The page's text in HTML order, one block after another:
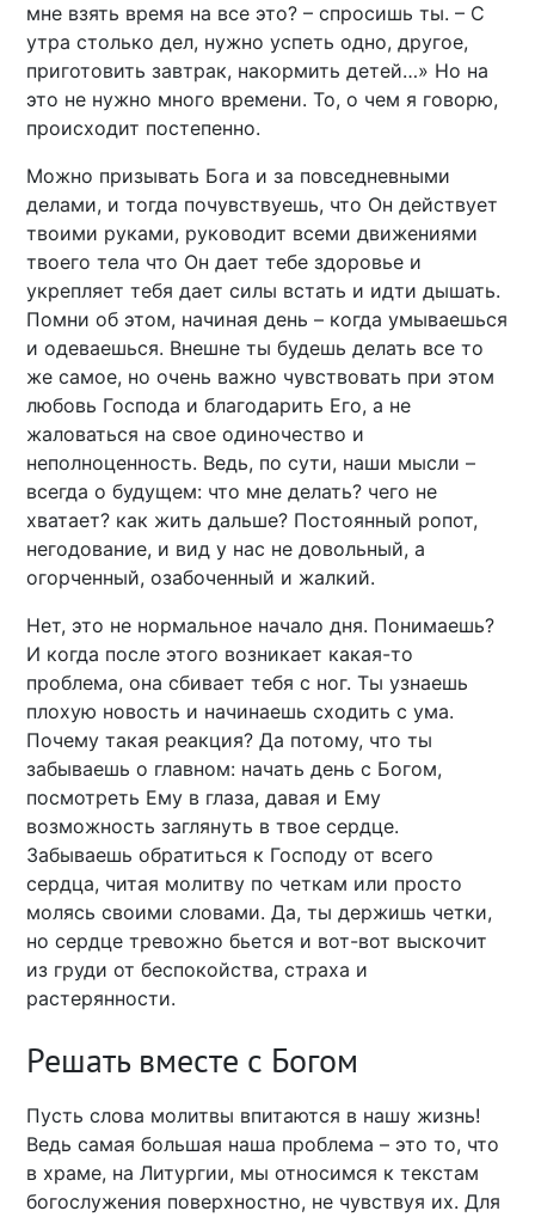
мне взять время на все это? – спросишь ты. – С
утра столько дел, нужно успеть одно, другое,
приготовить завтрак, накормить детей…» Но на
это не нужно много времени. То, о чем я говорю,
происходит постепенно.
Можно призывать Бога и за повседневными
делами, и тогда почувствуешь, что Он действует
твоими руками, руководит всеми движениями
твоего тела что Он дает тебе здоровье и
укрепляет тебя дает силы встать и идти дышать.
Помни об этом, начиная день – когда умываешься
и одеваешься. Внешне ты будешь делать все то
же самое, но очень важно чувствовать при этом
любовь Господа и благодарить Его, а не
жаловаться на свое одиночество и
неполноценность. Ведь, по сути, наши мысли –
всегда о будущем: что мне делать? чего не
хватает? как жить дальше? Постоянный ропот,
негодование, и вид у нас не довольный, а
огорченный, озабоченный и жалкий.
Нет, это не нормальное начало дня. Понимаешь?
И когда после этого возникает какая-то
проблема, она сбивает тебя с ног. Ты узнаешь
плохую новость и начинаешь сходить с ума.
Почему такая реакция? Да потому, что ты
забываешь о главном: начать день с Богом,
посмотреть Ему в глаза, давая и Ему
возможность заглянуть в твое сердце.
Забываешь обратиться к Господу от всего
сердца, читая молитву по четкам или просто
молясь своими словами. Да, ты держишь четки,
но сердце тревожно бьется и вот-вот выскочит
из груди от беспокойства, страха и
растерянности.
Решать вместе с Богом
Пусть слова молитвы впитаются в нашу жизнь!
Ведь самая большая наша проблема – это то, что
в храме, на Литургии, мы относимся к текстам
богослужения поверхностно, не чувствуя их. Для